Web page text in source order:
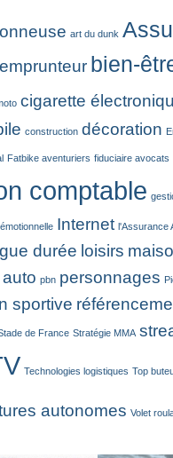
art du dunk
bien-
cigarette
construction décoration
Fatbike aventuriers fiduciaire avocats
comptable
Internet l'Assurance
durée loisirs
pbn personnages
sportive
de France Stratégie MMA
Technologies logistiques Top
autonomes Volet